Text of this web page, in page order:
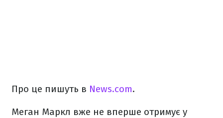
Про це пишуть в News.com.
Меган Маркл вже не вперше отримує у